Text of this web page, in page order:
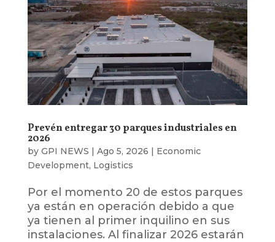
Prevén entregar 30 parques industriales en
2026
by GPI NEWS | Ago 5, 2026 | Economic
Development, Logistics
Por el momento 20 de estos parques
ya están en operación debido a que
ya tienen al primer inquilino en sus
instalaciones. Al finalizar 2026 estarán